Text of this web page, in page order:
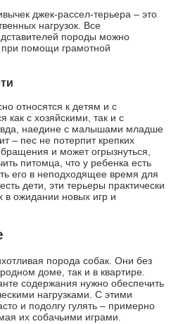
джек-рассел-терьера – это
нагрузок. Все
породы можно
при помощи грамотной
относятся к детям и с
как с хозяйскими, так и с
наедине с малышами младше
– пес не потерпит крепких
и может огрызнуться,
питомца, что у ребенка есть
его в неподходящее время для
дети, эти терьеры практически
в ожидании новых игр и
порода собак. Они без
доме, так и в квартире.
содержания нужно обеспечить
нагрузками. С этими
и подолгу гулять – примерно
их собачьими играми.